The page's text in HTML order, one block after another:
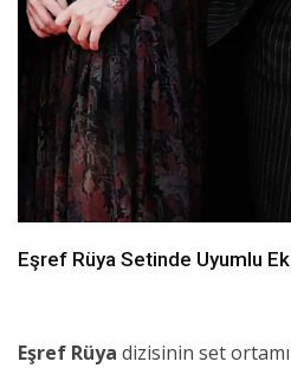
Eşref Rüya Setinde Uyumlu
Eşref Rüya dizisinin set